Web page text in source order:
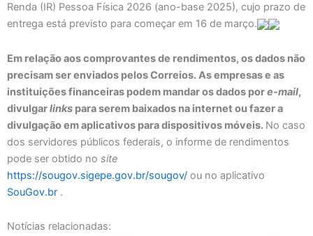
Renda (IR) Pessoa Física 2026 (ano-base 2025), cujo prazo de
entrega está previsto para começar em 16 de março.
Em relação aos comprovantes de rendimentos, os dados não
precisam ser enviados pelos Correios. As empresas e as
instituições financeiras podem mandar os dados pore-mail,
divulgarlinks para serem baixados na internet ou fazer a
divulgação em aplicativos para dispositivos móveis. No caso
dos servidores públicos federais, o informe de rendimentos
pode ser obtido no site
https://sougov.sigepe.gov.br/sougov/ ou no aplicativo
SouGov.br .
Notícias relacionadas: